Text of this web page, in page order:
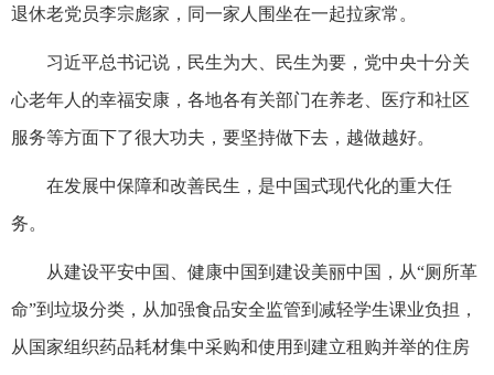
退休老党员李宗彪家，同一家人围坐在一起拉家常。
习近平总书记说，民生为大、民生为要，党中央十分关
心老年人的幸福安康，各地各有关部门在养老、医疗和社区
服务等方面下了很大功夫，要坚持做下去，越做越好。
在发展中保障和改善民生，是中国式现代化的重大任
务。
从建设平安中国、健康中国到建设美丽中国，从“厕所革
命”到垃圾分类，从加强食品安全监管到减轻学生课业负担，
从国家组织药品耗材集中采购和使用到建立租购并举的住房